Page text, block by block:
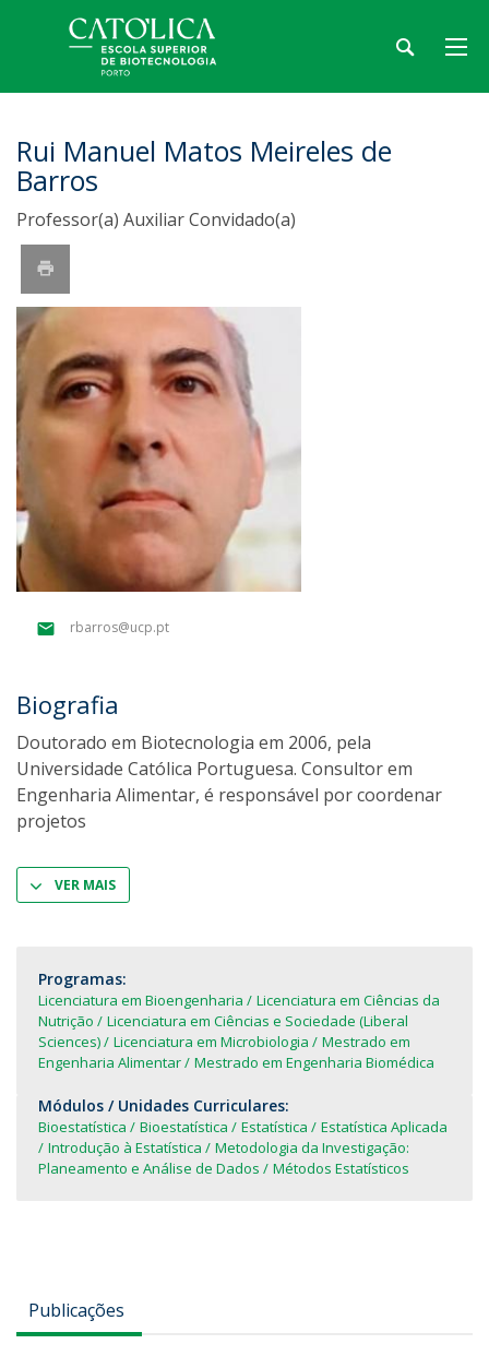
Rui Manuel Matos Meireles de
Barros
Professor(a) Auxiliar Convidado(a)
rbarros@ucp.pt
Biografia
Doutorado em Biotecnologia em 2006, pela
Universidade Católica Portuguesa. Consultor em
Engenharia Alimentar, é responsável por coordenar
projetos
VER MAIS
Programas:
Licenciatura em Bioengenharia
Licenciatura em Ciências da
Nutrição
Licenciatura em Ciências e Sociedade (Liberal
Sciences)
Licenciatura em Microbiologia
Mestrado em
Engenharia Alimentar
Mestrado em Engenharia Biomédica
Módulos / Unidades Curriculares:
Bioestatística Bioestatística Estatística
Estatística Aplicada
Introdução à Estatística
Metodologia da Investigação:
Planeamento e Análise de Dados
Métodos Estatísticos
Publicações